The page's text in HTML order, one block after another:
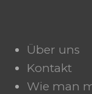
Über uns
Kontakt
Wie man